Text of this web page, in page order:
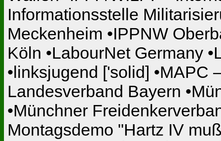
Informationsstelle
Meckenheim •IPPNW
Köln •LabourNet Germany
•linksjugend ['solid] •MAPC
Landesverband Bayern
•Münchner
Montagsdemo "Hartz IV